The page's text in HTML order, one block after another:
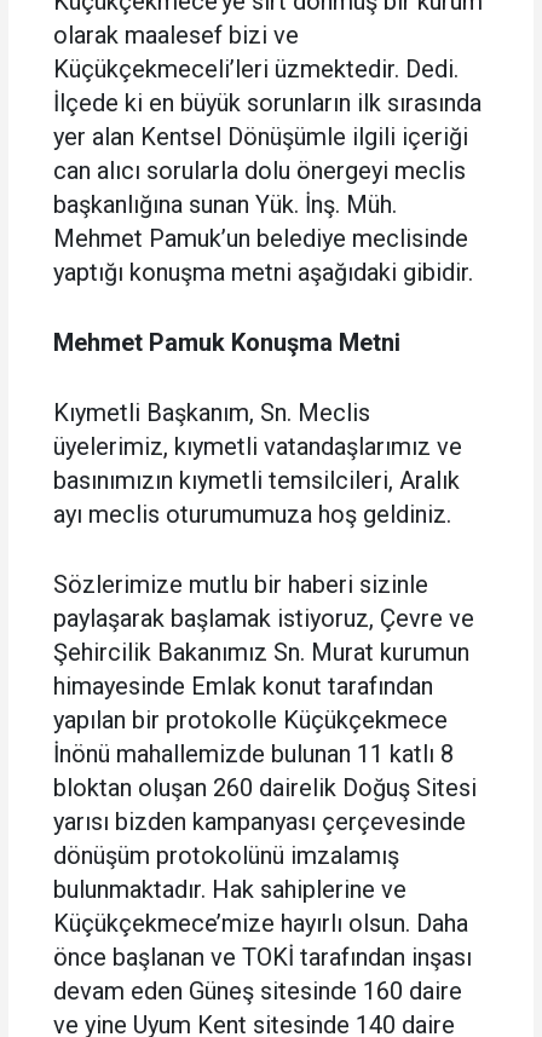
olarak maalesef bizi ve
Küçükçekmeceli’leri üzmektedir. Dedi.
İlçede ki en büyük sorunların ilk sırasında
yer alan Kentsel Dönüşümle ilgili içeriği
can alıcı sorularla dolu önergeyi meclis
başkanlığına sunan Yük. İnş. Müh.
Mehmet Pamuk’un belediye meclisinde
yaptığı konuşma metni aşağıdaki gibidir.
Mehmet Pamuk Konuşma Metni
Kıymetli Başkanım, Sn. Meclis
üyelerimiz, kıymetli vatandaşlarımız ve
basınımızın kıymetli temsilcileri, Aralık
ayı meclis oturumumuza hoş geldiniz.
Sözlerimize mutlu bir haberi sizinle
paylaşarak başlamak istiyoruz, Çevre ve
Şehircilik Bakanımız Sn. Murat kurumun
himayesinde Emlak konut tarafından
yapılan bir protokolle Küçükçekmece
İnönü mahallemizde bulunan 11 katlı 8
bloktan oluşan 260 dairelik Doğuş Sitesi
yarısı bizden kampanyası çerçevesinde
dönüşüm protokolünü imzalamış
bulunmaktadır. Hak sahiplerine ve
Küçükçekmece’mize hayırlı olsun. Daha
önce başlanan ve TOKİ tarafından inşası
devam eden Güneş sitesinde 160 daire
ve yine Uyum Kent sitesinde 140 daire